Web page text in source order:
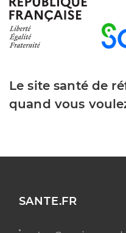
Le site santé de
quand vous
SANTE.FR